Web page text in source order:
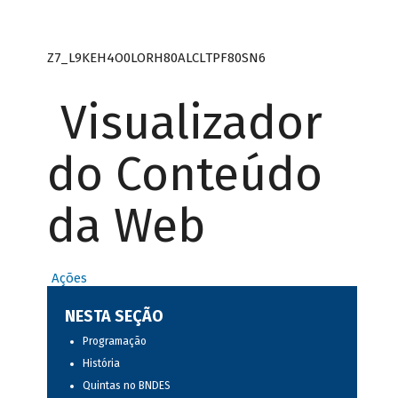
Z7_L9KEH4O0LORH80ALCLTPF80SN6
Visualizador
do Conteúdo
da Web
Ações
NESTA SEÇÃO
Programação
História
Quintas no BNDES